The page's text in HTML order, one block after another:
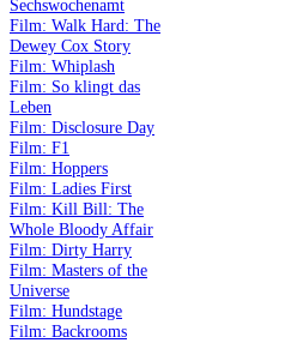
Sechswochenamt
Film: Walk Hard: The
Dewey Cox Story
Film: Whiplash
Film: So klingt das
Leben
Film: Disclosure Day
Film: F1
Film: Hoppers
Film: Ladies First
Film: Kill Bill: The
Whole Bloody Affair
Film: Dirty Harry
Film: Masters of the
Universe
Film: Hundstage
Film: Backrooms